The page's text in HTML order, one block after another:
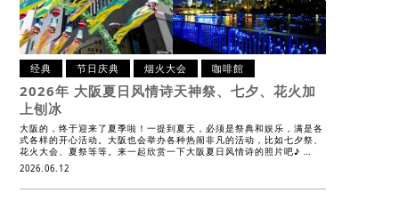
经典 节日庆典 烟火大会 咖啡館
2026年 大阪夏日风情诗天神祭、七夕、花火加
上刨冰
大阪的，终于迎来了夏季啦！一提到夏天，必须是祭典和娱乐，满是各
式各样的开心活动。大阪也会举办各种热闹非凡的活动，比如七夕祭、
花火大会、夏祭等等。来一起欣赏一下大阪夏日风情诗的照片吧♪ …
2026.06.12